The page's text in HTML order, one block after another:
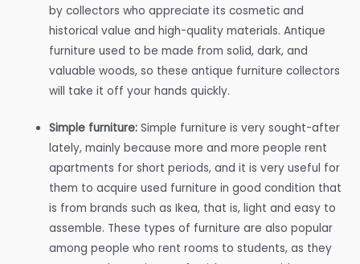
by collectors who appreciate its cosmetic and
historical value and high-quality materials. Antique
furniture used to be made from solid, dark, and
valuable woods, so these antique furniture collectors
will take it off your hands quickly.
Simple furniture: Simple furniture is very sought-after
lately, mainly because more and more people rent
apartments for short periods, and it is very useful for
them to acquire used furniture in good condition that
is from brands such as Ikea, that is, light and easy to
assemble. These types of furniture are also popular
among people who rent rooms to students, as they